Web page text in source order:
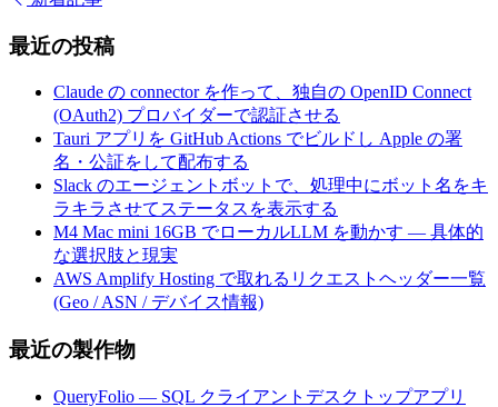
最近の投稿
Claude の connector を作って、独自の OpenID Connect
(OAuth2) プロバイダーで認証させる
Tauri アプリを GitHub Actions でビルドし Apple の署
名・公証をして配布する
Slack のエージェントボットで、処理中にボット名をキ
ラキラさせてステータスを表示する
M4 Mac mini 16GB でローカルLLM を動かす — 具体的
な選択肢と現実
AWS Amplify Hosting で取れるリクエストヘッダー一覧
(Geo / ASN / デバイス情報)
最近の製作物
QueryFolio — SQL クライアントデスクトップアプリ